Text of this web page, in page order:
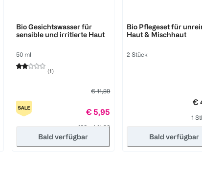
Bio Gesichtswasser für
sensible und irritierte Haut
50 ml
(1)
€ 11,89
€ 5,95
100 ml 11,90
Bald verfügbar
Bio Pflegeset für
Haut & Mischhaut
2 Stück
€
1
Bald verfügbar